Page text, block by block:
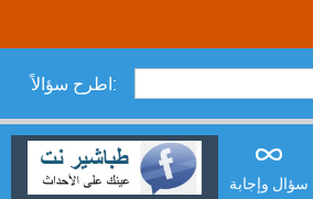
اطرح سؤالاً:
سؤال وإجابة